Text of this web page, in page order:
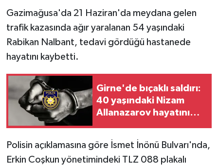
Gazimağusa'da 21 Haziran'da meydana gelen
trafik kazasında ağır yaralanan 54 yaşındaki
Rabikan Nalbant, tedavi gördüğü hastanede
hayatını kaybetti.
Girne'de bıçaklı saldırı:
40 yaşındaki Nizam
Allanazarov hayatını
Polisin açıklamasına göre İsmet İnönü Bulvarı'nda,
Erkin Coşkun yönetimindeki TLZ 088 plakalı
LAPTA
LEFKOŞA
MAGAZİN
Nöbetçi Eczaneler
ÖZEL HABER
SAĞLIK